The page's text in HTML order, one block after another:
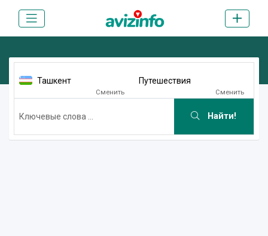
Ташкент
Сменить
Путешествия
Сменить
Найти!